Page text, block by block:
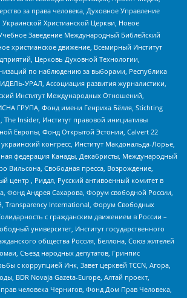
за права человека, Духовное Управление
Украинской Христианской Церкви, Новое
Заведение Международный Библейский
христианское движение, Всемирный Институт
Церковь Духовной Технологии,
по наблюдению за выборами, Республика
УРАЛ, Ассоциация развития журналистики,
Институт Международных Отношений,
ГРУПА, Фонд имени Генриха Бёлля, Stichting
The Insider, Институт правовой инициативы
Европы, Фонд Открытой Эстонии, Calvert 22
конгресс, Институт Макдональда-Лорье,
федерация Канады, Декабристы, Международный
Вильсона, Свободная пресса, Возрождение,
центр , Риддл, Русский антивоенный комитет в
Фонд Андрея Сахарова, Форум свободной России,
Transparеncy International, Форум Свободных
с гражданским движением в России –
университет, Институт государственного
общества Россия, Беллона, Союз жителей
Съезд народных депутатов, Гринпис
с коррупцией Инк, Завет церквей TCCN, Агора,
BDR Novaja Gazeta-Europe, Алтай проект,
человека Чернигов, Фонд Дом Прав Человека,